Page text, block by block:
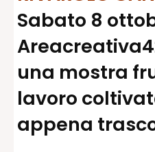
Normativa sul
Normativa sulle
Normativa
Sabato 8
una mostra
lavoro
appena